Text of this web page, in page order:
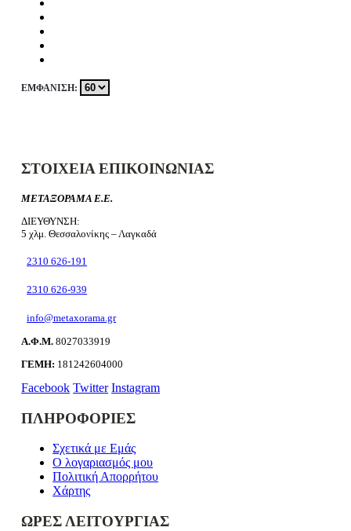
ΕΜΦΆΝΙΣΗ:
ΣΤΟΙΧΕΙΑ ΕΠΙΚΟΙΝΩΝΙΑΣ
ΜΕΤΑΞΟΡΑΜΑ Ε.Ε.
ΔΙΕΥΘΥΝΣΗ:
5 χλμ. Θεσσαλονίκης – Λαγκαδά
2310 626-191
2310 626-939
info@metaxorama.gr
Α.Φ.Μ. 8027033919
ΓΕΜΗ: 181242604000
Facebook Twitter Instagram
ΠΛΗΡΟΦΟΡΙΕΣ
Σχετικά με Εμάς
Ο λογαριασμός μου
Πολιτική Απορρήτου
Χάρτης
ΩΡΕΣ ΛΕΙΤΟΥΡΓΙΑΣ